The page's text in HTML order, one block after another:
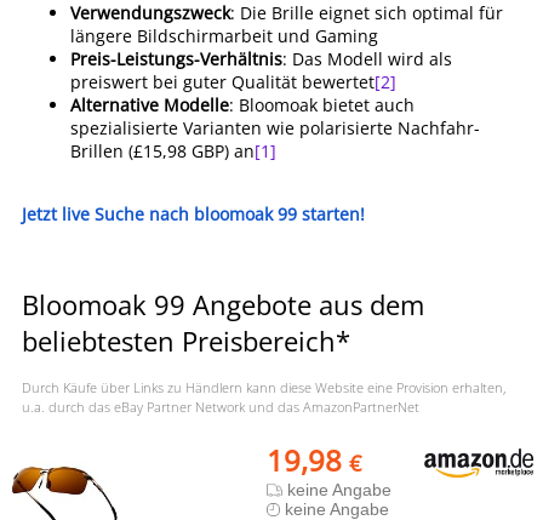
Verwendungszweck: Die Brille eignet sich optimal für
längere Bildschirmarbeit und Gaming
Preis-Leistungs-Verhältnis: Das Modell wird als
preiswert bei guter Qualität bewertet[2]
Alternative Modelle: Bloomoak bietet auch
spezialisierte Varianten wie polarisierte Nachfahr-
Brillen (£15,98 GBP) an[1]
Jetzt live Suche nach bloomoak 99 starten!
Bloomoak 99 Angebote aus dem
beliebtesten Preisbereich*
Durch Käufe über Links zu Händlern kann diese Website eine Provision erhalten,
u.a. durch das eBay Partner Network und das AmazonPartnerNet
19,98 €
keine Angabe
keine Angabe